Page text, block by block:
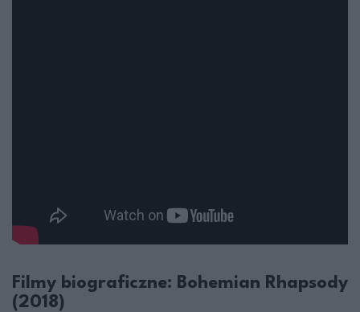
Filmy biograficzne: Bohemian Rhapsody
(2018)